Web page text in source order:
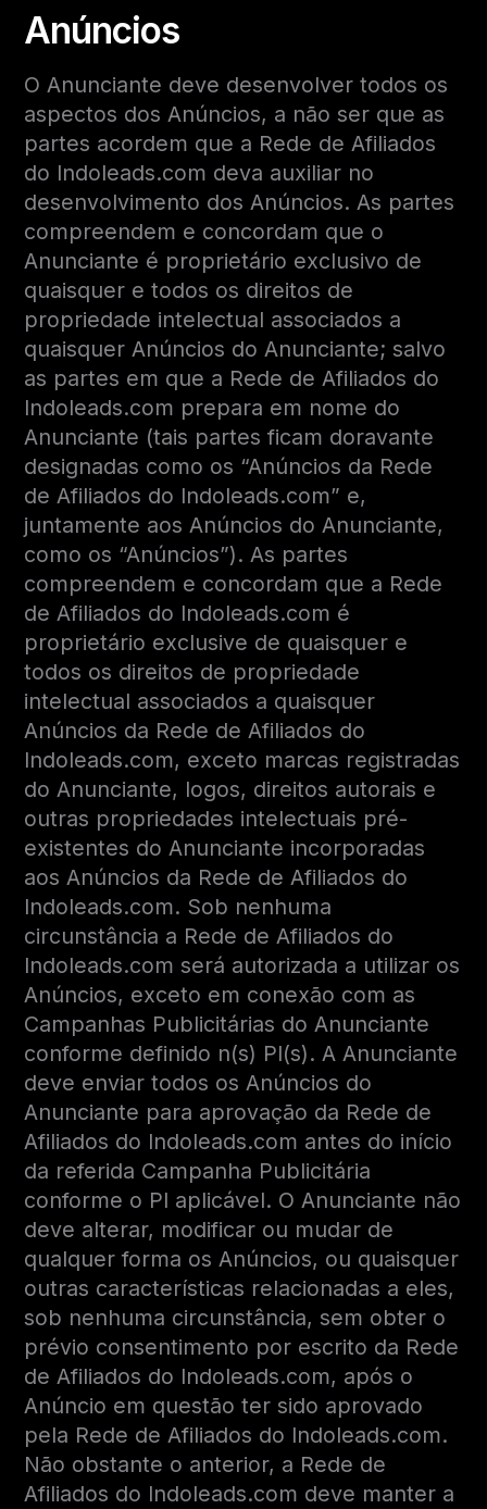
Anúncios
O Anunciante deve desenvolver todos os
aspectos dos Anúncios, a não ser que as
partes acordem que a Rede de Afiliados
do Indoleads.com deva auxiliar no
desenvolvimento dos Anúncios. As partes
compreendem e concordam que o
Anunciante é proprietário exclusivo de
quaisquer e todos os direitos de
propriedade intelectual associados a
quaisquer Anúncios do Anunciante; salvo
as partes em que a Rede de Afiliados do
Indoleads.com prepara em nome do
Anunciante (tais partes ficam doravante
designadas como os “Anúncios da Rede
de Afiliados do Indoleads.com” e,
juntamente aos Anúncios do Anunciante,
como os “Anúncios”). As partes
compreendem e concordam que a Rede
de Afiliados do Indoleads.com é
proprietário exclusive de quaisquer e
todos os direitos de propriedade
intelectual associados a quaisquer
Anúncios da Rede de Afiliados do
Indoleads.com, exceto marcas registradas
do Anunciante, logos, direitos autorais e
outras propriedades intelectuais pré-
existentes do Anunciante incorporadas
aos Anúncios da Rede de Afiliados do
Indoleads.com. Sob nenhuma
circunstância a Rede de Afiliados do
Indoleads.com será autorizada a utilizar os
Anúncios, exceto em conexão com as
Campanhas Publicitárias do Anunciante
conforme definido n(s) PI(s). A Anunciante
deve enviar todos os Anúncios do
Anunciante para aprovação da Rede de
Afiliados do Indoleads.com antes do início
da referida Campanha Publicitária
conforme o PI aplicável. O Anunciante não
deve alterar, modificar ou mudar de
qualquer forma os Anúncios, ou quaisquer
outras características relacionadas a eles,
sob nenhuma circunstância, sem obter o
prévio consentimento por escrito da Rede
de Afiliados do Indoleads.com, após o
Anúncio em questão ter sido aprovado
pela Rede de Afiliados do Indoleads.com.
Não obstante o anterior, a Rede de
Afiliados do Indoleads.com deve manter a